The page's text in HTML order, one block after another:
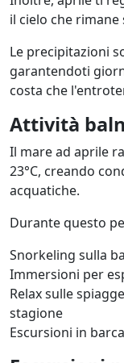
il cielo che
Le precipitazioni
garantendoti
costa che
Attività
Il mare ad aprile
23°C, creando
acquatiche.
Durante questo
Snorkeling sulla
Immersioni per
Relax sulle
stagione
Escursioni in